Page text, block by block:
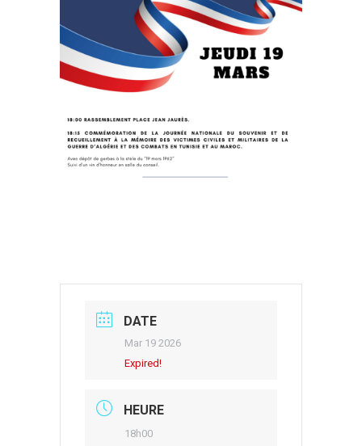
DATE
Mar 19 2026
Expired!
HEURE
18h00